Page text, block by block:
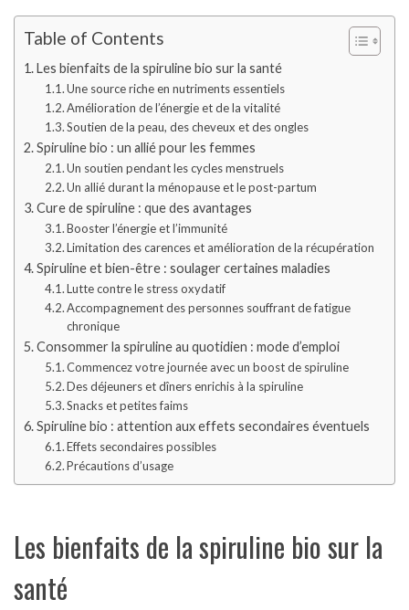
Table of Contents
Les bienfaits de la spiruline bio sur la santé
Une source riche en nutriments essentiels
Amélioration de l’énergie et de la vitalité
Soutien de la peau, des cheveux et des ongles
Spiruline bio : un allié pour les femmes
Un soutien pendant les cycles menstruels
Un allié durant la ménopause et le post-partum
Cure de spiruline : que des avantages
Booster l’énergie et l’immunité
Limitation des carences et amélioration de la récupération
Spiruline et bien-être : soulager certaines maladies
Lutte contre le stress oxydatif
Accompagnement des personnes souffrant de fatigue
chronique
Consommer la spiruline au quotidien : mode d’emploi
Commencez votre journée avec un boost de spiruline
Des déjeuners et dîners enrichis à la spiruline
Snacks et petites faims
Spiruline bio : attention aux effets secondaires éventuels
Effets secondaires possibles
Précautions d’usage
Les bienfaits de la spiruline bio sur la
santé